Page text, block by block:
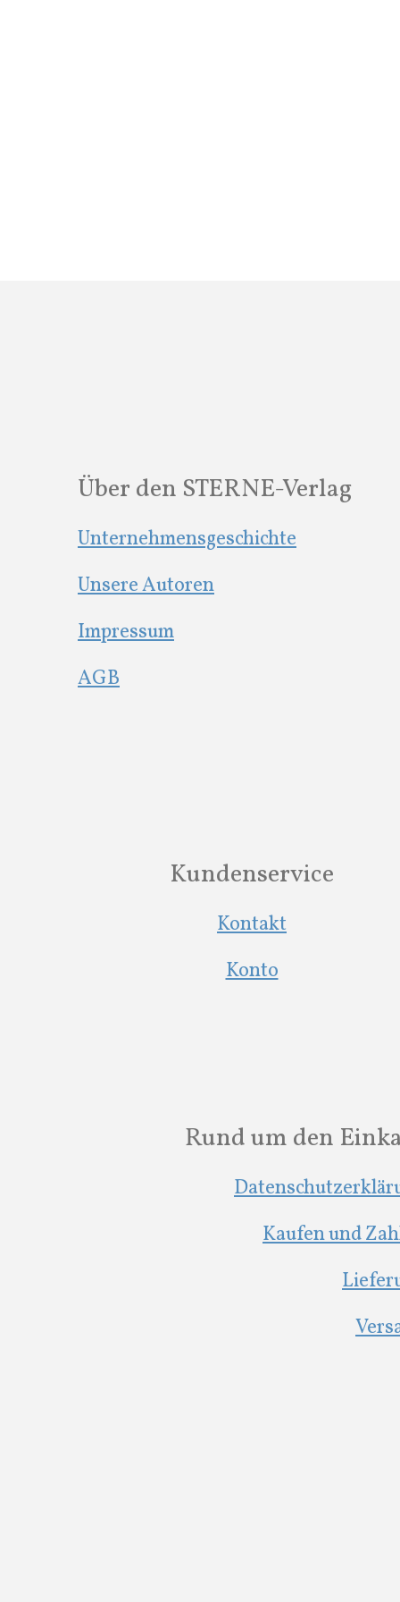
Über den STERNE-Verlag
Unternehmensgeschichte
Unsere Autoren
Impressum
AGB
Kundenservice
Kontakt
Konto
Rund um den
Kaufen und